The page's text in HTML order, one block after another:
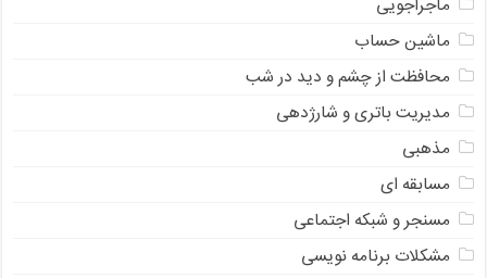
ماجراجویی
ماشین حساب
محافظت از چشم و دید در شب
مدیریت باتری و شارژدهی
مذهبی
مسابقه ای
مسنجر و شبکه اجتماعی
مشکلات برنامه نویسی